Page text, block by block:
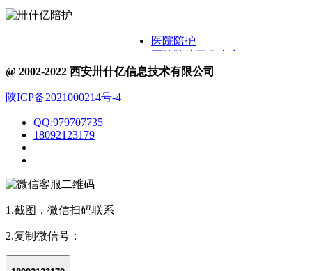
医院陪护
关于卅什亿
@ 2002-2022 西安卅什亿信息技术有限公司
陕ICP备2021000214号-4
QQ:979707735
18092123179
1.截图，微信扫码联系
2.复制微信号：